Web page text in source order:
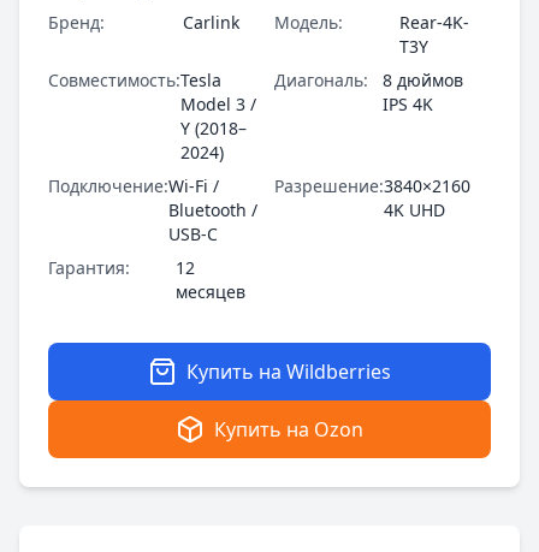
Бренд: Carlink Модель:
Rear-4K-
T3Y
Совместимость:Tesla
Model 3 /
Y (2018–
2024)
Диагональ:
8 дюймов
IPS 4K
Подключение:Wi-Fi /
Bluetooth /
USB-C
Разрешение:3840×2160
4K UHD
Гарантия:
12
месяцев
Купить на Wildberries
Купить на Ozon